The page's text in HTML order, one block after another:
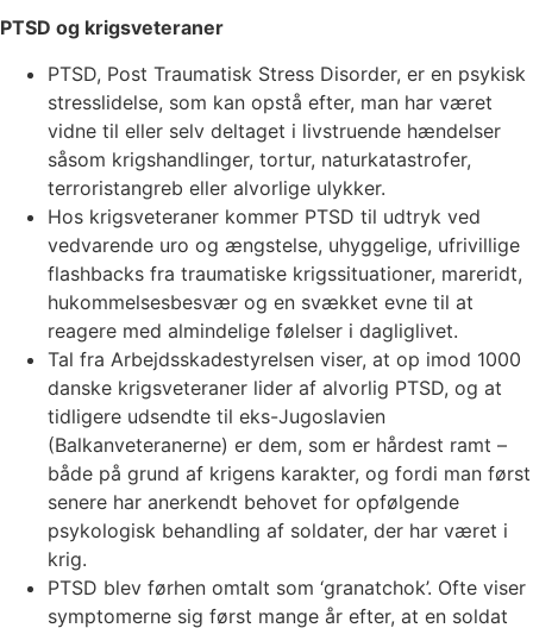
PTSD og krigsveteraner
PTSD, Post Traumatisk Stress Disorder, er en psykisk
stresslidelse, som kan opstå efter, man har været
vidne til eller selv deltaget i livstruende hændelser
såsom krigshandlinger, tortur, naturkatastrofer,
terroristangreb eller alvorlige ulykker.
Hos krigsveteraner kommer PTSD til udtryk ved
vedvarende uro og ængstelse, uhyggelige, ufrivillige
flashbacks fra traumatiske krigssituationer, mareridt,
hukommelsesbesvær og en svækket evne til at
reagere med almindelige følelser i dagliglivet.
Tal fra Arbejdsskadestyrelsen viser, at op imod 1000
danske krigsveteraner lider af alvorlig PTSD, og at
tidligere udsendte til eks-Jugoslavien
(Balkanveteranerne) er dem, som er hårdest ramt –
både på grund af krigens karakter, og fordi man først
senere har anerkendt behovet for opfølgende
psykologisk behandling af soldater, der har været i
krig.
PTSD blev førhen omtalt som ‘granatchok’. Ofte viser
symptomerne sig først mange år efter, at en soldat